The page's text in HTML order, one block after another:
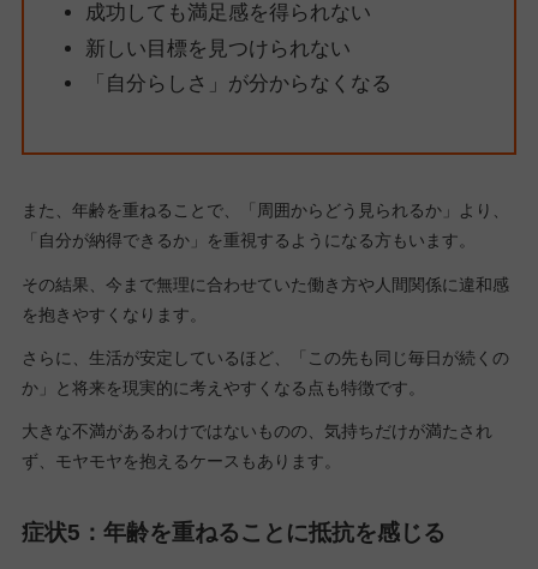
成功しても満足感を得られない
新しい目標を見つけられない
「自分らしさ」が分からなくなる
また、年齢を重ねることで、「周囲からどう見られるか」より、
「自分が納得できるか」を重視するようになる方もいます。
その結果、今まで無理に合わせていた働き方や人間関係に違和感
を抱きやすくなります。
さらに、生活が安定しているほど、「この先も同じ毎日が続くの
か」と将来を現実的に考えやすくなる点も特徴です。
大きな不満があるわけではないものの、気持ちだけが満たされ
ず、モヤモヤを抱えるケースもあります。
症状5：年齢を重ねることに抵抗を感じる